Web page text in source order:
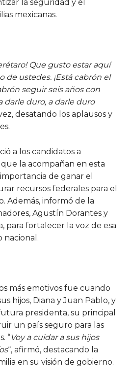
la seguridad y el
mexicanas.
Que gusto estar aquí
de ustedes. ¡Está cabrón el
seguir seis años con
darle duro, a darle duro
desatando los aplausos y
a los candidatos a
la acompañan en esta
de ganar el
recursos federales para el
Además, informó de la
Agustín Dorantes y
para fortalecer la voz de esa
nacional.
más emotivos fue cuando
hijos, Diana y Juan Pablo, y
presidenta, su principal
un país seguro para las
“Voy a cuidar a sus hijos
“, afirmó, destacando la
en su visión de gobierno.